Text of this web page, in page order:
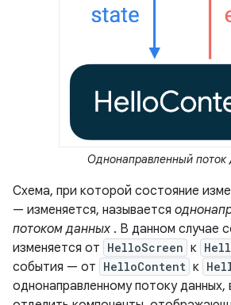
Однонаправленный поток
Схема, при которой состояние
— изменяется, называется
потоком данных . В данном случае
изменяется от HelloScreen к
события — от HelloContent к
однонаправленному потоку